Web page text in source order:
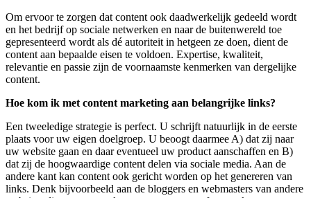
Om ervoor te zorgen dat content ook daadwerkelijk gedeeld wordt
en het bedrijf op sociale netwerken en naar de buitenwereld toe
gepresenteerd wordt als dé autoriteit in hetgeen ze doen, dient de
content aan bepaalde eisen te voldoen. Expertise, kwaliteit,
relevantie en passie zijn de voornaamste kenmerken van dergelijke
content.
Hoe kom ik met content marketing aan belangrijke links?
Een tweeledige strategie is perfect. U schrijft natuurlijk in de eerste
plaats voor uw eigen doelgroep. U beoogt daarmee A) dat zij naar
uw website gaan en daar eventueel uw product aanschaffen en B)
dat zij de hoogwaardige content delen via sociale media. Aan de
andere kant kan content ook gericht worden op het genereren van
links. Denk bijvoorbeeld aan de bloggers en webmasters van andere